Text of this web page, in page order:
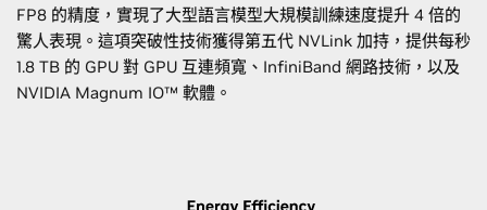
FP8 的精度，實現了大型語言模型大規模訓練速度提升 4 倍的
驚人表現。這項突破性技術獲得第五代 NVLink 加持，提供每秒
1.8 TB 的 GPU 對 GPU 互連頻寬、InfiniBand 網路技術，以及
NVIDIA Magnum IO™ 軟體。